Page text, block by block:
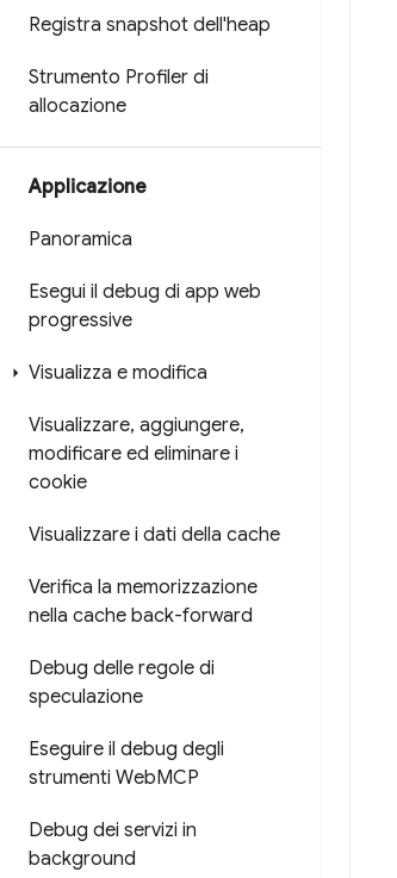
Registra snapshot dell'heap
Strumento Profiler di
allocazione
Applicazione
Panoramica
Esegui il debug di app web
progressive
Visualizza e modifica
Visualizzare, aggiungere,
modificare ed eliminare i
cookie
Visualizzare i dati della cache
Verifica la memorizzazione
nella cache back-forward
Debug delle regole di
speculazione
Eseguire il debug degli
strumenti WebMCP
Debug dei servizi in
background